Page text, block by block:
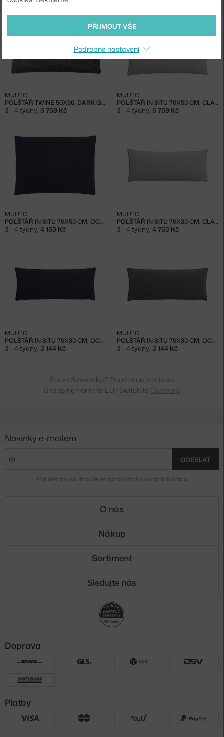
POLŠTÁŘ TWINE 50X80, DARK GREY
MUUTO
3 - 4 týdny, 5 759 Kč
POLŠTÁŘ IN SITU 70X50 CM, CLAY 12
MUUTO
3 - 4 týdny, 5 759 Kč
POLŠTÁŘ IN SITU 70X50 CM, OCEAN 601
MUUTO
3 - 4 týdny, 4 150 Kč
POLŠTÁŘ IN SITU 70X30 CM, CLAY 12
MUUTO
3 - 4 týdny, 4 753 Kč
POLŠTÁŘ IN SITU 70X30 CM, OCEAN 601
MUUTO
3 - 4 týdny, 3 144 Kč
POLŠTÁŘ IN SITU 70X30 CM, OCEAN 80
MUUTO
3 - 4 týdny, 3 144 Kč
Ste zo Slovenska? Prejdite na Vankúše
Shopping from the EU? Switch to Cushions
PŘIJMOUT VŠE
Podrobné nastavení
Novinky e-mailem
ODESLAT
Přihlášením souhlasíte se zpracováním osobních údajů
O nás
Nákup
Sortiment
Sledujte nás
Doprava
Platby